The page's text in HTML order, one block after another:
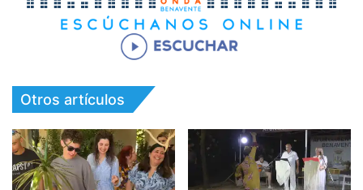
Otros artículos